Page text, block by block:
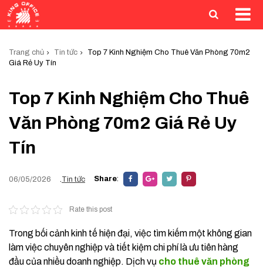
Trang chủ Tin tức
Top 7 Kinh Nghiệm Cho Thuê Văn Phòng 70m2
Giá Rẻ Uy Tín
Top 7 Kinh Nghiệm Cho Thuê
Văn Phòng 70m2 Giá Rẻ Uy
Tín
06/05/2026 Tin tức Share:
Rate this post
Trong bối cảnh kinh tế hiện đại, việc tìm kiếm một không gian
làm việc chuyên nghiệp và tiết kiệm chi phí là ưu tiên hàng
đầu của nhiều doanh nghiệp. Dịch vụ cho thuê văn phòng